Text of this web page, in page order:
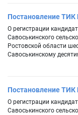
Постановление
О регистрации
Савоськинского
Ростовской области
Савоськинскому
Постановление
О регистрации
Савоськинского